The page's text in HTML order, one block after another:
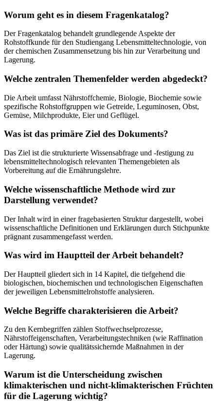
Worum geht es in diesem Fragenkatalog?
Der Fragenkatalog behandelt grundlegende Aspekte der
Rohstoffkunde für den Studiengang Lebensmitteltechnologie, von
der chemischen Zusammensetzung bis hin zur Verarbeitung und
Lagerung.
Welche zentralen Themenfelder werden abgedeckt?
Die Arbeit umfasst Nährstoffchemie, Biologie, Biochemie sowie
spezifische Rohstoffgruppen wie Getreide, Leguminosen, Obst,
Gemüse, Milchprodukte, Eier und Geflügel.
Was ist das primäre Ziel des Dokuments?
Das Ziel ist die strukturierte Wissensabfrage und -festigung zu
lebensmitteltechnologisch relevanten Themengebieten als
Vorbereitung auf die Ernährungslehre.
Welche wissenschaftliche Methode wird zur
Darstellung verwendet?
Der Inhalt wird in einer fragebasierten Struktur dargestellt, wobei
wissenschaftliche Definitionen und Erklärungen durch Stichpunkte
prägnant zusammengefasst werden.
Was wird im Hauptteil der Arbeit behandelt?
Der Hauptteil gliedert sich in 14 Kapitel, die tiefgehend die
biologischen, biochemischen und technologischen Eigenschaften
der jeweiligen Lebensmittelrohstoffe analysieren.
Welche Begriffe charakterisieren die Arbeit?
Zu den Kernbegriffen zählen Stoffwechselprozesse,
Nährstoffeigenschaften, Verarbeitungstechniken (wie Raffination
oder Härtung) sowie qualitätssichernde Maßnahmen in der
Lagerung.
Warum ist die Unterscheidung zwischen
klimakterischen und nicht-klimakterischen Früchten
für die Lagerung wichtig?